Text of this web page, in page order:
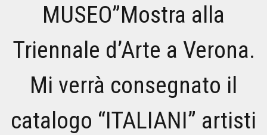
MUSEO”Mostra alla
Triennale d’Arte a Verona.
Mi verrà consegnato il
catalogo “ITALIANI” artisti